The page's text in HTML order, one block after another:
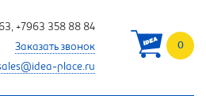
, +7963 358 88 84
Заказать звонок
place.ru
0